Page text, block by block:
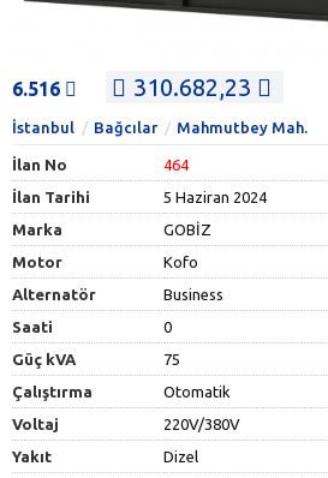
6.516 310.682,23
İstanbul Bağcılar Mahmutbey Mah.
İlan No
464
İlan Tarihi
5 Haziran 2024
Marka
GOBİZ
Motor
Kofo
Alternatör
Business
Saati
0
Güç kVA
75
Çalıştırma
Otomatik
Voltaj
220V/380V
Yakıt
Dizel